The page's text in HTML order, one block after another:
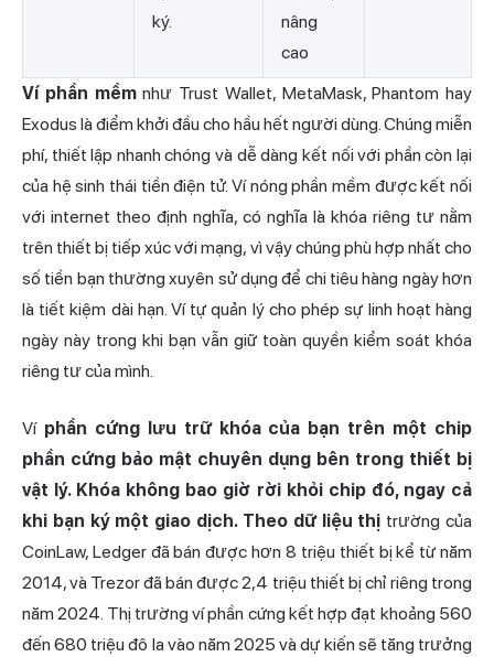
ký.
nâng
cao
Ví phần mềmnhư Trust Wallet, MetaMask, Phantom hay
Exodus là điểm khởi đầu cho hầu hết người dùng. Chúng miễn
phí, thiết lập nhanh chóng và dễ dàng kết nối với phần còn lại
của hệ sinh thái tiền điện tử. Ví nóng phần mềm được kết nối
với internet theo định nghĩa, có nghĩa là khóa riêng tư nằm
trên thiết bị tiếp xúc với mạng, vì vậy chúng phù hợp nhất cho
số tiền bạn thường xuyên sử dụng để chi tiêu hàng ngày hơn
là tiết kiệm dài hạn. Ví tự quản lý cho phép sự linh hoạt hàng
ngày này trong khi bạn vẫn giữ toàn quyền kiểm soát khóa
riêng tư của mình.
Ví phần cứng lưu trữ khóa của bạn trên một chip
phần cứng bảo mật chuyên dụng bên trong thiết bị
vật lý. Khóa không bao giờ rời khỏi chip đó, ngay cả
khi bạn ký một giao dịch. Theo dữ liệu thị trường của
CoinLaw, Ledger đã bán được hơn 8 triệu thiết bị kể từ năm
2014, và Trezor đã bán được 2,4 triệu thiết bị chỉ riêng trong
năm 2024. Thị trường ví phần cứng kết hợp đạt khoảng 560
đến 680 triệu đô la vào năm 2025 và dự kiến sẽ tăng trưởng